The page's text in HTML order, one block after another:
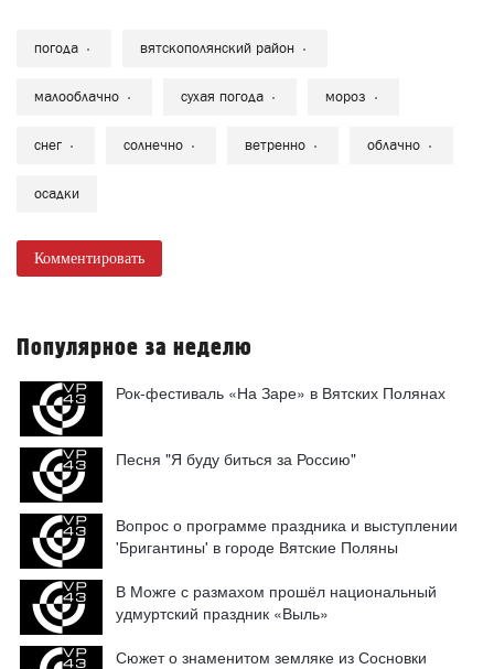
погода вятскополянский район
малооблачно сухая погода мороз
снег солнечно ветренно облачно
осадки
Комментировать
Популярное за неделю
Рок-фестиваль «На Заре» в Вятских Полянах
Песня "Я буду биться за Россию"
Вопрос о программе праздника и выступлении
'Бригантины' в городе Вятские Поляны
В Можге с размахом прошёл национальный
удмуртский праздник «Выль»
Сюжет о знаменитом земляке из Сосновки